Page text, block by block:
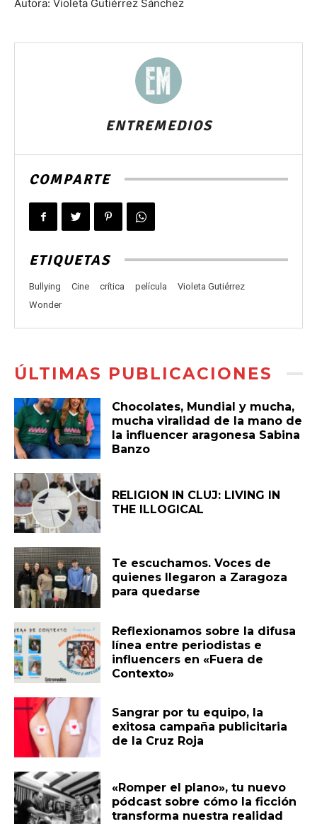
Autora: Violeta Gutiérrez Sánchez
ENTREMEDIOS
COMPARTE
ETIQUETAS
Bullying Cine crítica película
Violeta Gutiérrez
Wonder
ÚLTIMAS PUBLICACIONES
Chocolates, Mundial y mucha,
mucha viralidad de la mano de
la influencer aragonesa Sabina
Banzo
RELIGION IN CLUJ: LIVING IN
THE ILLOGICAL
Te escuchamos. Voces de
quienes llegaron a Zaragoza
para quedarse
Reflexionamos sobre la difusa
línea entre periodistas e
influencers en «Fuera de
Contexto»
Sangrar por tu equipo, la
exitosa campaña publicitaria
de la Cruz Roja
«Romper el plano», tu nuevo
pódcast sobre cómo la ficción
transforma nuestra realidad